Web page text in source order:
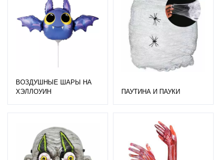
ВОЗДУШНЫЕ ШАРЫ НА
ХЭЛЛОУИН
ПАУТИНА И ПАУКИ